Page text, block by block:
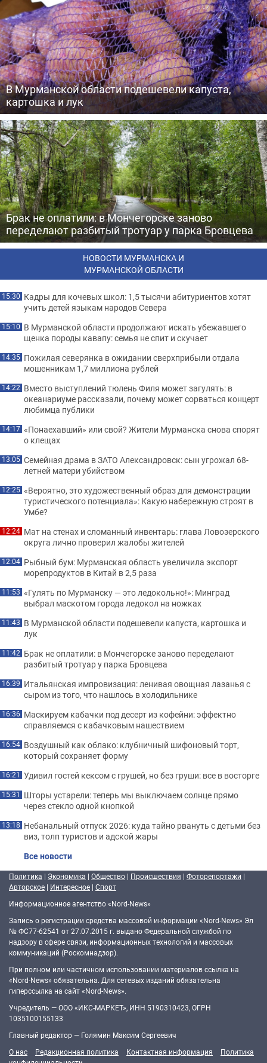
В Мурманской области подешевели капуста,
картошка и лук
Брак не оплатили: в Мончегорске заново
переделают разбитый тротуар у парка Бровцева
НОВОСТИ МУРМАНСКА И
МУРМАНСКОЙ ОБЛАСТИ
15:30 Кадры для кочевых школ: 1,5 тысячи абитуриентов хотят
учить детей языкам народов Севера
15:10 В Мурманской области продолжают искать убежавшего
щенка породы кавапу: семья не спит и скучает
14:35 Пожилая северянка в ожидании сверхприбыли отдала
мошенникам 1,7 миллиона рублей
14:22 Вместо выступлений тюлень Филя может загулять: в
океанариуме рассказали, почему может сорваться концерт
любимца публики
14:17 «Понаехавший» или свой? Жители Мурманска снова спорят
о клещах
13:05 Семейная драма в ЗАТО Александровск: сын угрожал 68-
летней матери убийством
12:25 «Вероятно, это художественный образ для демонстрации
туристического потенциала»: Какую набережную строят в
Умбе?
12:24 Мат на стенах и сломанный инвентарь: глава Ловозерского
округа лично проверил жалобы жителей
12:04 Рыбный бум: Мурманская область увеличила экспорт
морепродуктов в Китай в 2,5 раза
11:53 «Гулять по Мурманску — это ледокольно!»: Минград
выбрал маскотом города ледокол на ножках
11:43 В Мурманской области подешевели капуста, картошка и
лук
11:42 Брак не оплатили: в Мончегорске заново переделают
разбитый тротуар у парка Бровцева
16:39 Итальянская импровизация: ленивая овощная лазанья с
сыром из того, что нашлось в холодильнике
16:36 Маскируем кабачки под десерт из кофейни: эффектно
справляемся с кабачковым нашествием
16:54 Воздушный как облако: клубничный шифоновый торт,
который сохраняет форму
16:21 Удивил гостей кексом с грушей, но без груши: все в восторге
15:31 Шторы устарели: теперь мы выключаем солнце прямо
через стекло одной кнопкой
13:18 Небанальный отпуск 2026: куда тайно рвануть с детьми без
виз, толп туристов и адской жары
Все новости
Политика | Экономика | Общество | Происшествия | Фоторепортажи |
Авторское | Интересное | Спорт
Информационное агентство «Nord-News»
Запись о регистрации средства массовой информации «Nord-News» Эл
№ ФС77-62541 от 27.07.2015 г. выдано Федеральной службой по
надзору в сфере связи, информационных технологий и массовых
коммуникаций (Роскомнадзор).
При полном или частичном использовании материалов ссылка на
«Nord-News» обязательна. Для сетевых изданий обязательна
гиперссылка на сайт «Nord-News».
Учредитель — ООО «ИКС-МАРКЕТ», ИНН 5190310423, ОГРН
1035100155133
Главный редактор — Голямин Максим Сергеевич
О нас
Редакционная политика Контактная информация
Политика